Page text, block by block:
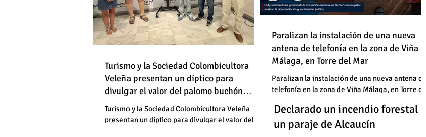
Destapan una "falsedad" de
Torrox sí se paga tasa de basura"
Declarado un incendio forestal en
un paraje de Alcaucín
Destapan una "falsedad" de
Óscar Medina y José Pino: "En
Torrox sí se paga tasa de basura"
Declarado un incendio forestal en
un paraje de Alcaucín
Turismo y la Sociedad Colombicultora
Veleña presentan un díptico para
divulgar el valor del palomo buchón
veleño
Turismo y la Sociedad Colombicultora Veleña
presentan un díptico para divulgar el valor del
Paralizan la instalación de una nueva
antena de telefonía en la zona de Viña
Málaga, en Torre del Mar
Paralizan la instalación de una nueva antena de
telefonía en la zona de Viña Málaga, en Torre del